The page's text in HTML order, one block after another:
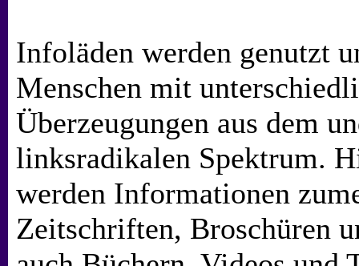
Infoläden werden genutzt
Menschen mit
Überzeugungen aus dem
linksradikalen Spektrum.
werden Informationen
Zeitschriften, Broschüren